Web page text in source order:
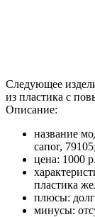
Следующее
из пластика с
Описание:
название
сапог, 79105;
цена: 1000
пластика
плюсы:
минусы: